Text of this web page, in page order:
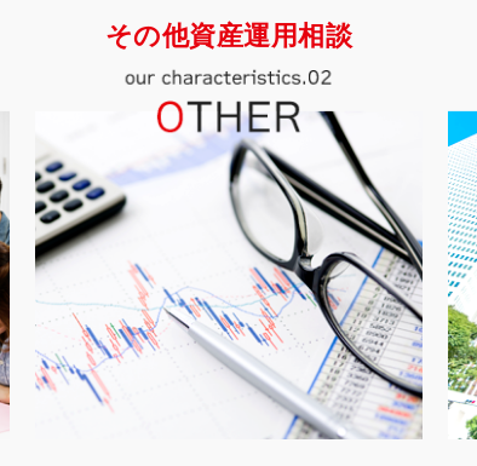
その他資産運用相談